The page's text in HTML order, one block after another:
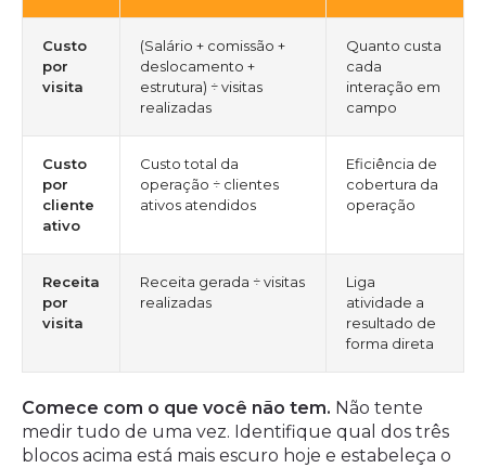
Custo
por
visita
(Salário + comissão +
deslocamento +
estrutura) ÷ visitas
realizadas
Quanto custa
cada
interação em
campo
Custo
por
cliente
ativo
Custo total da
operação ÷ clientes
ativos atendidos
Eficiência de
cobertura da
operação
Receita
por
visita
Receita gerada ÷ visitas
realizadas
Liga
atividade a
resultado de
forma direta
Comece com o que você não tem. Não tente
medir tudo de uma vez. Identifique qual dos três
blocos acima está mais escuro hoje e estabeleça o